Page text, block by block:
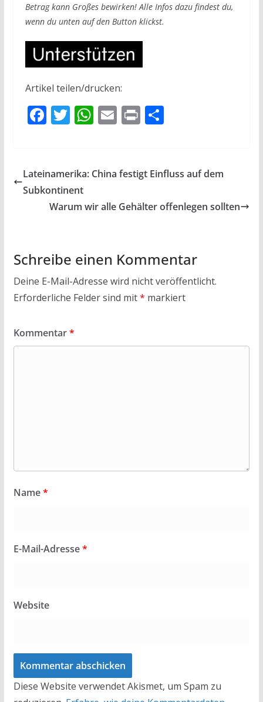
Betrag kann Großes bewirken! Alle Infos dazu findest du,
wenn du unten auf den Button klickst.
Artikel teilen/drucken:
F
ac
b
o
o
T
w
er
W
h
s
p
E
m
l
Pr
in
T
n
Lateinamerika: China festigt Einfluss auf dem
Subkontinent
Warum wir alle Gehälter offenlegen sollten
Schreibe einen Kommentar
Deine E-Mail-Adresse wird nicht veröffentlicht.
Erforderliche Felder sind mit* markiert
Kommentar*
Name*
E-Mail-Adresse*
Website
Diese Website verwendet Akismet, um Spam zu